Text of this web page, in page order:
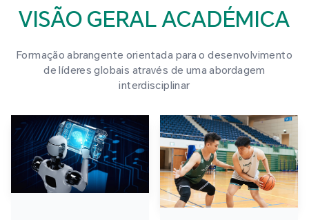
VISÃO GERAL ACADÉMICA
Formação abrangente orientada para o desenvolvimento
de líderes globais através de uma abordagem
interdisciplinar